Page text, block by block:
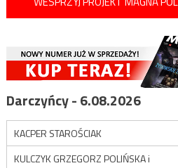
Darczyńcy - 6.08.2026
KACPER STAROŚCIAK
KULCZYK GRZEGORZ POLIŃSKA i